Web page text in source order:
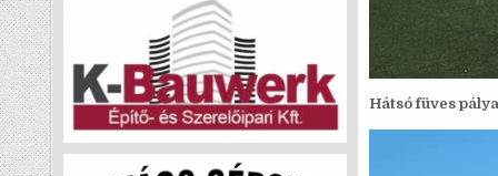
Hátsó füves